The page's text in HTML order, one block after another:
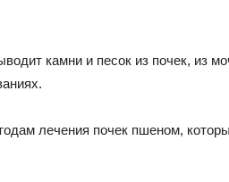
камни и песок из почек, из
лечения почек пшеном,